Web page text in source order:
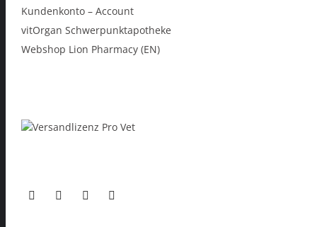
Kundenkonto – Account
vitOrgan Schwerpunktapotheke
Webshop Lion Pharmacy (EN)